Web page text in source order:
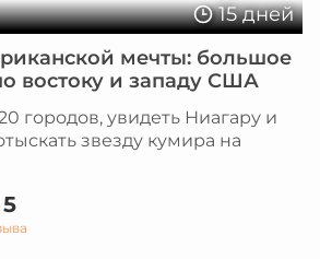
15 дней
мечты: большое
востоку и западу США
городов, увидеть Ниагару и
звезду кумира на
5